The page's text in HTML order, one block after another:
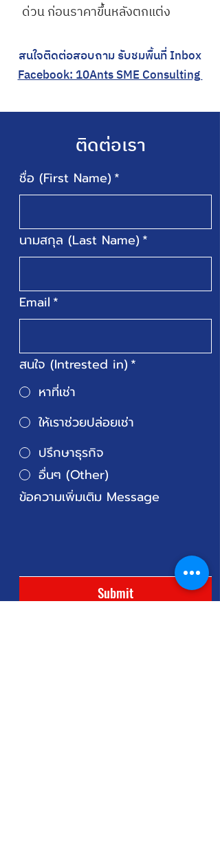
ด่วน ก่อนราคาขึ้นหลังตกแต่ง
สนใจติดต่อสอบถาม รับชมพื้นที่ Inbox
Facebook: 10Ants SME Consulting
ติดต่อเรา
ชื่อ (First Name) *
นามสกุล (Last Name) *
Email *
สนใจ (Intrested in) *
หาที่เช่า
ให้เราช่วยปล่อยเช่า
ปรึกษาธุรกิจ
อื่นๆ (Other)
ข้อความเพิ่มเติม Message
Submit